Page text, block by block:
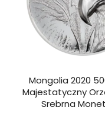
Mongolia 2020
Majestatyczny
Srebrna